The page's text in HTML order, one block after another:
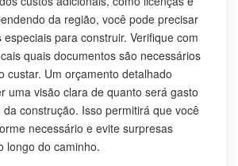
da região, você pode precisar
para construir. Verifique com
quais documentos são necessários
custar. Um orçamento detalhado
uma visão clara de quanto será gasto
construção. Isso permitirá que você
necessário e evite surpresas
longo do caminho.